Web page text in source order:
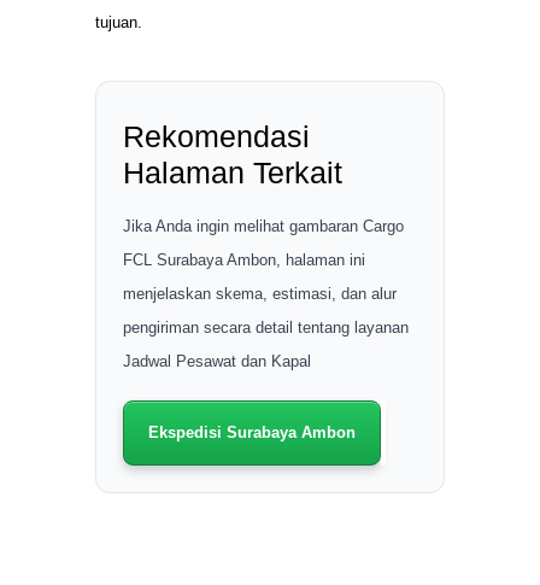
tujuan.
Rekomendasi
Halaman Terkait
Jika Anda ingin melihat gambaran Cargo
FCL Surabaya Ambon, halaman ini
menjelaskan skema, estimasi, dan alur
pengiriman secara detail tentang layanan
Jadwal Pesawat dan Kapal
Ekspedisi Surabaya Ambon